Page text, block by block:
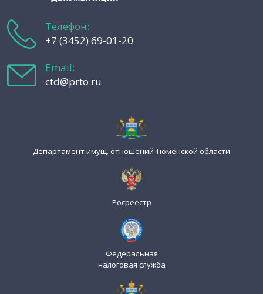
Телефон:
+7 (3452) 69-01-20
Email:
ctd@prto.ru
Департамент имущ. отношений Тюменской области
Росреестр
Федеральная
налоговая служба